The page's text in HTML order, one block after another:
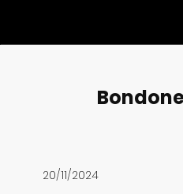
20/11/2024